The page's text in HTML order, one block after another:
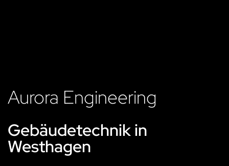
Aurora Engineering
Gebäudetechnik in
Westhagen